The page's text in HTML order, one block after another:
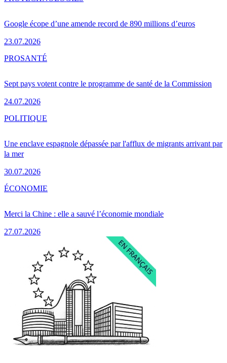
Google écope d’une amende record de 890 millions d’euros
23.07.2026
Sept pays votent contre le programme de santé de la Commission
24.07.2026
PROSANTÉ
Une enclave espagnole dépassée par l'afflux de migrants arrivant par
la mer
30.07.2026
POLITIQUE
Merci la Chine : elle a sauvé l’économie mondiale
27.07.2026
ÉCONOMIE